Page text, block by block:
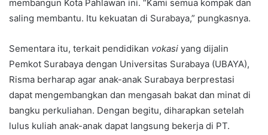
membangun Kota Pahlawan ini. “Kami semua kompak dan
saling membantu. Itu kekuatan di Surabaya,” pungkasnya.
Sementara itu, terkait pendidikan vokasi yang dijalin
Pemkot Surabaya dengan Universitas Surabaya (UBAYA),
Risma berharap agar anak-anak Surabaya berprestasi
dapat mengembangkan dan mengasah bakat dan minat di
bangku perkuliahan. Dengan begitu, diharapkan setelah
lulus kuliah anak-anak dapat langsung bekerja di PT.